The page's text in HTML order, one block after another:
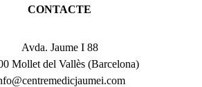
CONTACTE
Avda. Jaume I 88
Mollet del Vallès (Barcelona)